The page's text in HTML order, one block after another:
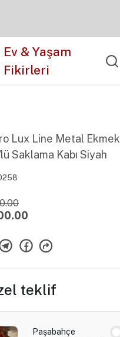
Ev & Yaşam
Fikirleri
Lux Line Metal Ekmek
Saklama Kabı Siyah
teklif
Paşabahçe